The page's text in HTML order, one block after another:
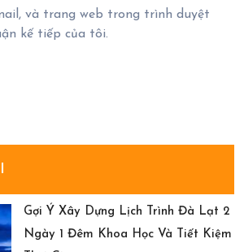
và trang web trong trình duyệt
kế tiếp của tôi.
Gợi Ý Xây Dựng Lịch Trình Đà Lạt 2
Ngày 1 Đêm Khoa Học Và Tiết Kiệm